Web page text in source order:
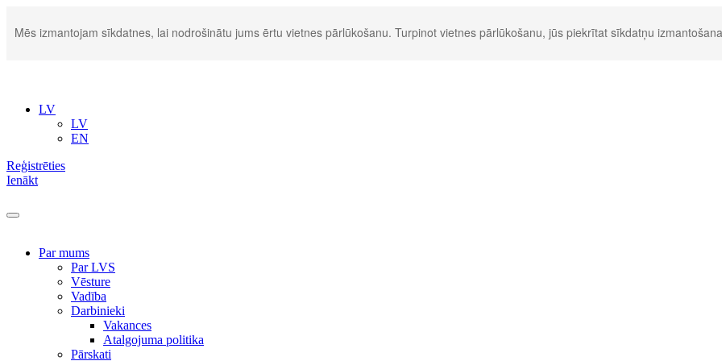
Mēs izmantojam sīkdatnes, lai nodrošinātu jums ērtu vietnes pārlūkošanu. Turpinot vietnes pārlūkošanu, jūs piekrītat sīkdatņu
LV
LV
EN
Reģistrēties
Ienākt
Par mums
Par LVS
Vēsture
Vadība
Darbinieki
Vakances
Atalgojuma politika
Pārskati